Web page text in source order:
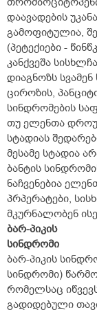
დაავადების
გამოფიტულია,
(პეტექიები -
კანქვეშა
დიაგნოზს
ციროზის,
სინდრომების
თუ ელენთა
სტადიას
მესამე სტადია
ბანტის
ნაჩვენებია
პრპერატები,
მკურნალობენ
ბარ-პიკის
სინდრომი
ბარ-პიკის
სინდრომი)
რომელსაც
გადიდებული